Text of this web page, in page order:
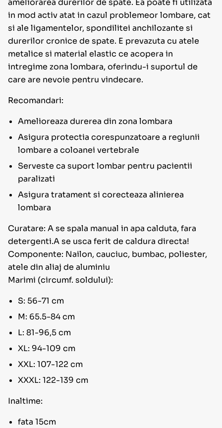
ameliorarea durerilor de spate. Ea poate fi utilizata
in mod activ atat in cazul problemeor lombare, cat
si ale ligamentelor, spondilitei anchilozante si
durerilor cronice de spate. E prevazuta cu atele
metalice si material elastic ce acopera in
intregime zona lombara, oferindu-i suportul de
care are nevoie pentru vindecare.
Recomandari:
Amelioreaza durerea din zona lombara
Asigura protectia corespunzatoare a regiunii
lombare a coloanei vertebrale
Serveste ca suport lombar pentru pacientii
paralizati
Asigura tratament si corecteaza alinierea
lombara
Curatare: A se spala manual in apa calduta, fara
detergenti.A se usca ferit de caldura directa!
Componente: Nailon, cauciuc, bumbac, poliester,
atele din aliaj de aluminiu
Marimi (circumf. soldului):
S: 56-71 cm
M: 65.5-84 cm
L: 81-96,5 cm
XL: 94-109 cm
XXL: 107-122 cm
XXXL: 122-139 cm
Inaltime:
fata 15cm